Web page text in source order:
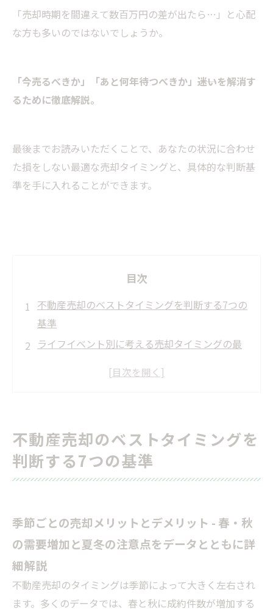
「売却時期を間違えて数百万円の差が出たら…」と心配
な方も多いのではないでしょうか。
「今売るべきか」「あと何年待つべきか」――迷いを解消す
るために徹底解説。
最後までお読みいただくことで、あなたの状況に合わせ
た損をしない最適な売却タイミングと、具体的な判断基
準を手に入れることができます。
目次
不動産売却のベストタイミングを判断する7つの
基準
ライフイベント別に考える売却タイミングの最
不動産売却時の税金と確定申告のタイミング詳
売却プロセスとローン・残債がある場合の注意
点
投資用不動産・マンション売却の戦略とタイミ
売却で失敗しないための注意点とQ&Aを織り交
ぜた実践ガイド
不動産売却のタイミングを見極めるための総ま
とめ
会社概要
不動産売却のベストタイミングを
判断する7つの基準
季節ごとの売却メリットとデメリット - 春・秋
の需要増加と夏冬の注意点をデータとともに詳
細解説
不動産売却のタイミングは季節によって大きく左右され
ます。多くのデータでは、春と秋に成約件数が増加する